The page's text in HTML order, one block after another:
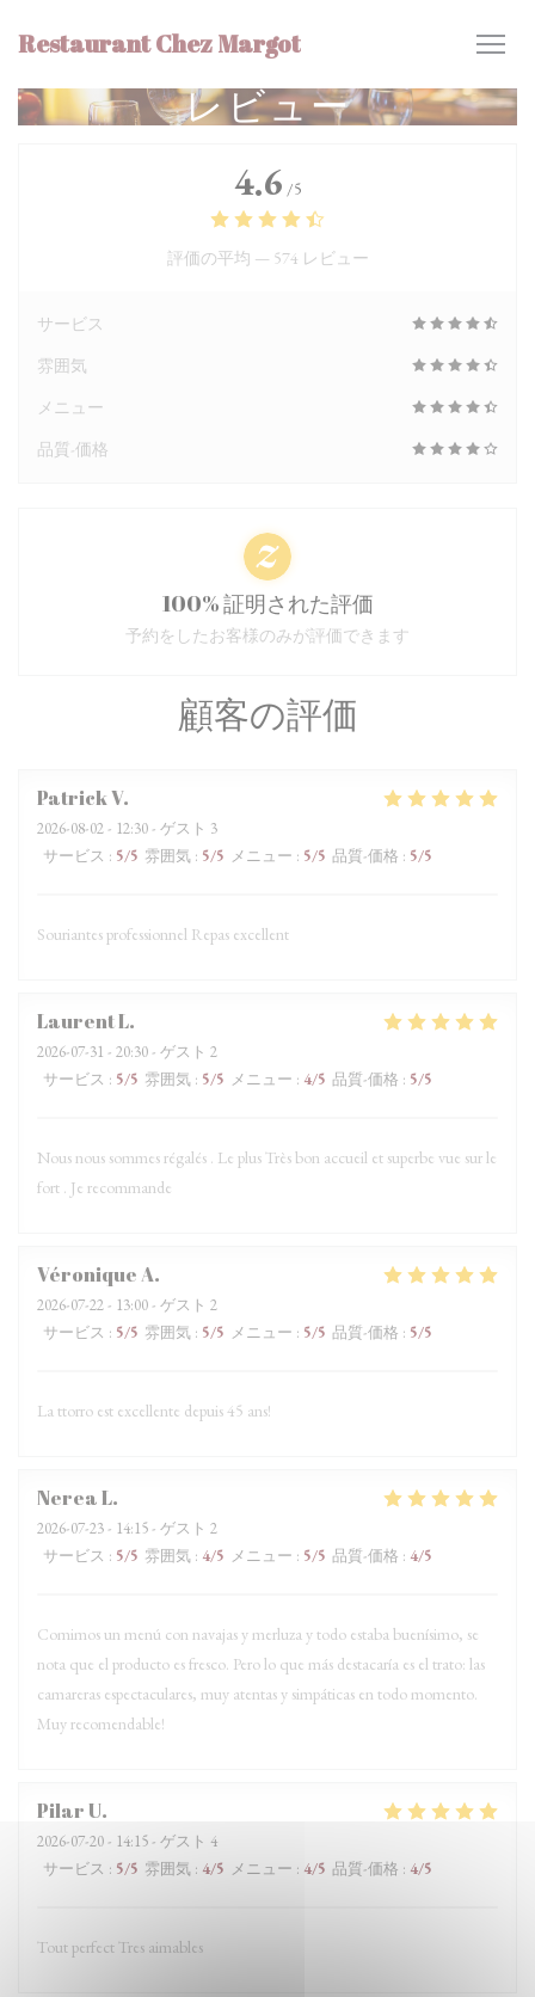
Restaurant Chez Margot
レビュー
顧客の評価
PatrickV
2026-08-02 - 12:30 - ゲスト 3
サービス : 5/5 雰囲気 : 5/5 メニュー : 5/5 品質-価格 : 5/5
Souriantes professionnel Repas excellent
LaurentL
2026-07-31 - 20:30 - ゲスト 2
サービス : 5/5 雰囲気 : 5/5 メニュー : 4/5 品質-価格 : 5/5
Nous nous sommes régalés . Le plus Très bon accueil et superbe vue sur le
fort . Je recommande
VéroniqueA
2026-07-22 - 13:00 - ゲスト 2
サービス : 5/5 雰囲気 : 5/5 メニュー : 5/5 品質-価格 : 5/5
La ttorro est excellente depuis 45 ans!
NereaL
2026-07-23 - 14:15 - ゲスト 2
サービス : 5/5 雰囲気 : 4/5 メニュー : 5/5 品質-価格 : 4/5
Comimos un menú con navajas y merluza y todo estaba buenísimo, se
nota que el producto es fresco. Pero lo que más destacaría es el trato: las
camareras espectaculares, muy atentas y simpáticas en todo momento.
Muy recomendable!
PilarU
2026-07-20- 14:15 - ゲスト 4
サービス : 5/5 雰囲気 : 4/5 メニュー : 4/5 品質-価格 : 4/5
Tout perfect Tres aimables
4.6 /5
評価の平均 — 574 レビュー
サービス
雰囲気
メニュー
品質-価格
100% 証明された評価
予約をしたお客様のみが評価できます